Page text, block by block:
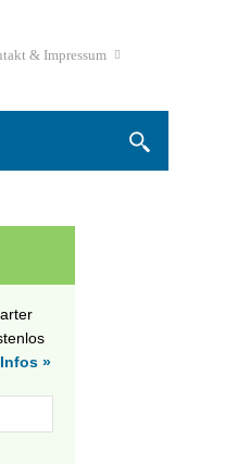
& Impressum
»